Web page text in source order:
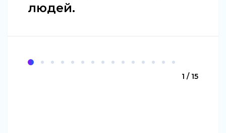
людей.
1 / 15